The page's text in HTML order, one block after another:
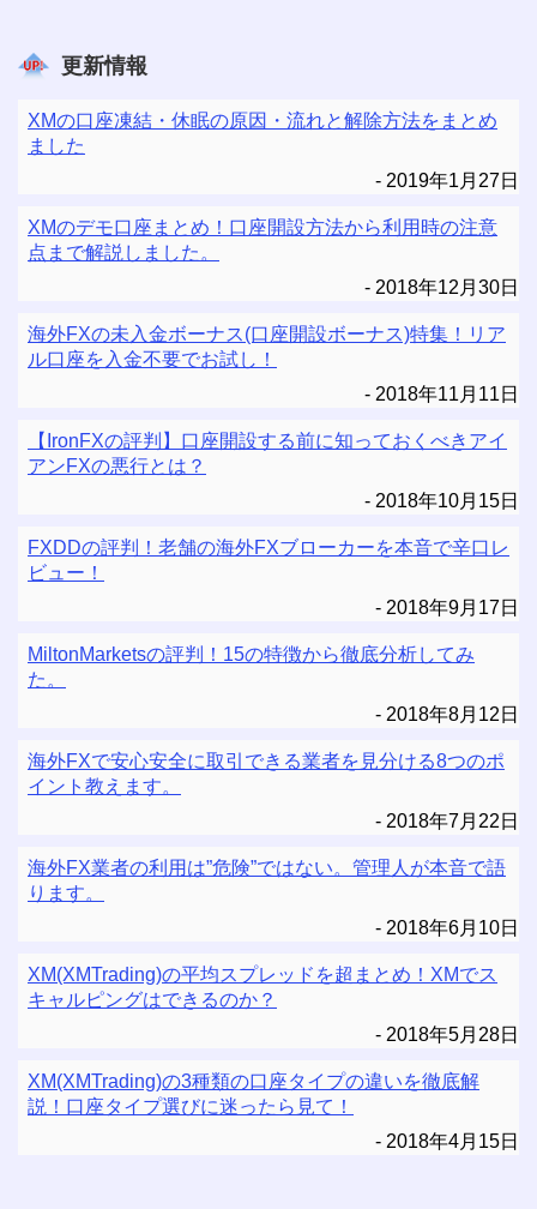
更新情報
XMの口座凍結・休眠の原因・流れと解除方法をまとめ
ました
2019年1月27日
XMのデモ口座まとめ！口座開設方法から利用時の注意
点まで解説しました。
2018年12月30日
海外FXの未入金ボーナス(口座開設ボーナス)特集！リア
ル口座を入金不要でお試し！
2018年11月11日
【IronFXの評判】口座開設する前に知っておくべきアイ
アンFXの悪行とは？
2018年10月15日
FXDDの評判！老舗の海外FXブローカーを本音で辛口レ
ビュー！
2018年9月17日
MiltonMarketsの評判！15の特徴から徹底分析してみ
た。
2018年8月12日
海外FXで安心安全に取引できる業者を見分ける8つのポ
イント教えます。
2018年7月22日
海外FX業者の利用は”危険”ではない。管理人が本音で語
ります。
2018年6月10日
XM(XMTrading)の平均スプレッドを超まとめ！XMでス
キャルピングはできるのか？
2018年5月28日
XM(XMTrading)の3種類の口座タイプの違いを徹底解
説！口座タイプ選びに迷ったら見て！
2018年4月15日